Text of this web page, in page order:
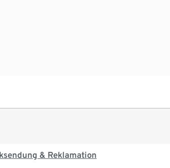
& Reklamation